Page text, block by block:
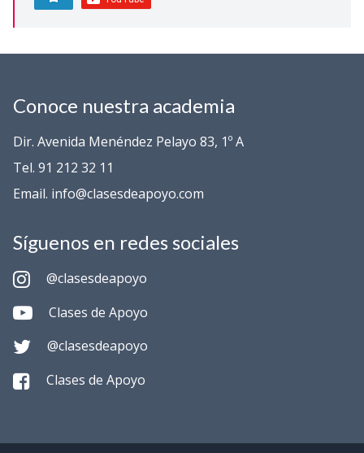
Conoce nuestra academia
Dir. Avenida Menéndez Pelayo 83, 1º A
Tel. 91 212 32 11
Email. info@clasesdeapoyo.com
Síguenos en redes sociales
@clasesdeapoyo
Clases de Apoyo
@clasesdeapoyo
Clases de Apoyo